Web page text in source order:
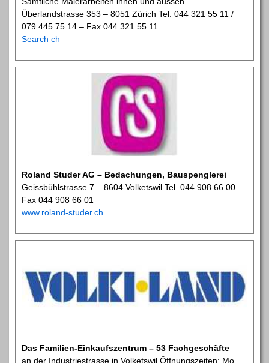
Überlandstrasse 353 – 8051 Zürich Tel. 044 321 55 11 /
079 445 75 14 – Fax 044 321 55 11
Search ch
Roland Studer AG – Bedachungen, Bauspenglerei
Geissbühlstrasse 7 – 8604 Volketswil Tel. 044 908 66 00 –
Fax 044 908 66 01
www.roland-studer.ch
Das Familien-Einkaufszentrum – 53 Fachgeschäfte
an der Industriestrasse in Volketswil Öffnungszeiten: Mo.